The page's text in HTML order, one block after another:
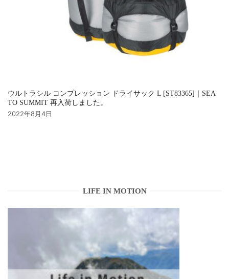
ウルトラシル コンプレッション ドライサック L [ST83365]｜SEA
TO SUMMIT 再入荷しました。
2022年8月4日
LIFE IN MOTION